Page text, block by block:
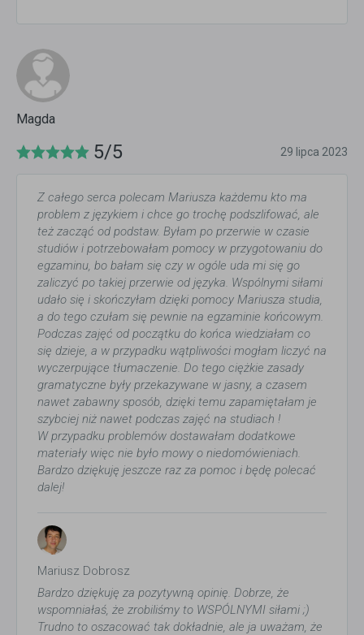
Magda
5/5 29 lipca 2023
Z całego serca polecam Mariusza każdemu kto ma
problem z językiem i chce go trochę podszlifować, ale
też zacząć od podstaw. Byłam po przerwie w czasie
studiów i potrzebowałam pomocy w przygotowaniu do
egzaminu, bo bałam się czy w ogóle uda mi się go
zaliczyć po takiej przerwie od języka. Wspólnymi siłami
udało się i skończyłam dzięki pomocy Mariusza studia,
a do tego czułam się pewnie na egzaminie końcowym.
Podczas zajęć od początku do końca wiedziałam co
się dzieje, a w przypadku wątpliwości mogłam liczyć na
wyczerpujące tłumaczenie. Do tego ciężkie zasady
gramatyczne były przekazywane w jasny, a czasem
nawet zabawny sposób, dzięki temu zapamiętałam je
szybciej niż nawet podczas zajęć na studiach !
W przypadku problemów dostawałam dodatkowe
materiały więc nie było mowy o niedomówieniach.
Bardzo dziękuję jeszcze raz za pomoc i będę polecać
dalej!
Mariusz Dobrosz
Bardzo dziękuję za pozytywną opinię. Dobrze, że
wspomniałaś, że zrobiliśmy to WSPÓLNYMI siłami ;)
Trudno to oszacować tak dokładnie, ale ja uważam, że